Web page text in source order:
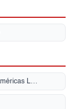
Condomínio Conjunto Residencial das Américas Limão